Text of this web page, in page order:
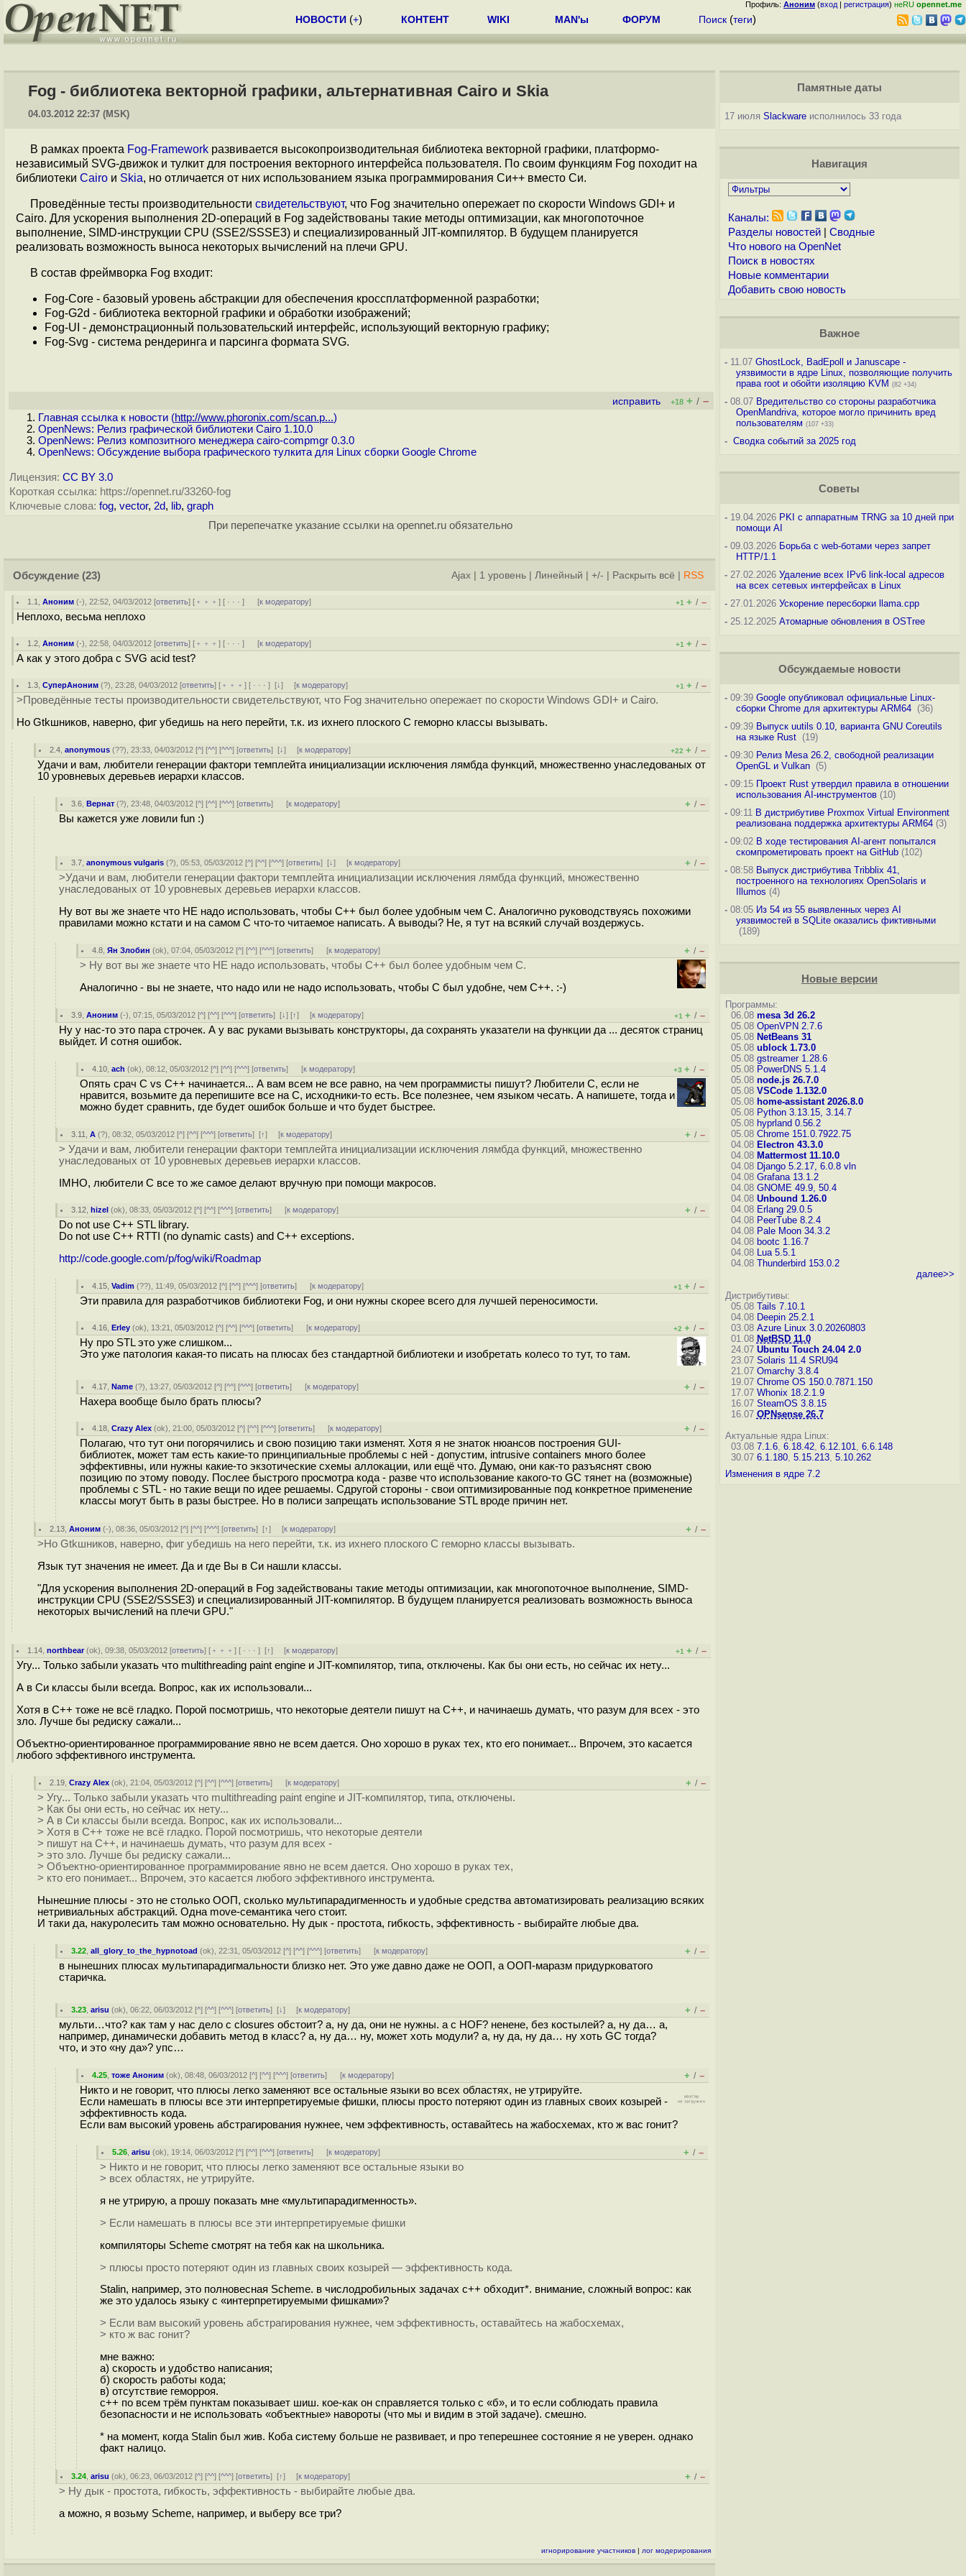
Профиль: Аноним (вход | регистрация) неRU opennet.me
НОВОСТИ (+) КОНТЕНТ WIKI MAN'ы ФОРУМ Поиск (теги)
Fog - библиотека векторной графики, альтернативная Cairo и Skia
04.03.2012 22:37 (MSK)
В рамках проекта Fog-Framework развивается высокопроизводительная библиотека векторной графики, платформо-
независимый SVG-движок и тулкит для построения векторного интерфейса пользователя. По своим функциям Fog походит на
библиотеки Cairo и Skia, но отличается от них использованием языка программирования Си++ вместо Си.
Проведённые тесты производительности свидетельствуют, что Fog значительно опережает по скорости Windows GDI+ и
Cairo. Для ускорения выполнения 2D-операций в Fog задействованы такие методы оптимизации, как многопоточное
выполнение, SIMD-инструкции CPU (SSE2/SSSE3) и специализированный JIT-компилятор. В будущем планируется
реализовать возможность выноса некоторых вычислений на плечи GPU.
В состав фреймворка Fog входит:
Fog-Core - базовый уровень абстракции для обеспечения кроссплатформенной разработки;
Fog-G2d - библиотека векторной графики и обработки изображений;
Fog-UI - демонстрационный пользовательский интерфейс, использующий векторную графику;
Fog-Svg - система рендеринга и парсинга формата SVG.
исправить +18 + / –
Главная ссылка к новости (http://www.phoronix.com/scan.p...)
OpenNews: Релиз графической библиотеки Cairo 1.10.0
OpenNews: Релиз композитного менеджера cairo-compmgr 0.3.0
OpenNews: Обсуждение выбора графического тулкита для Linux сборки Google Chrome
Лицензия: CC BY 3.0
Короткая ссылка: https://opennet.ru/33260-fog
Ключевые слова: fog, vector, 2d, lib, graph
При перепечатке указание ссылки на opennet.ru обязательно
Обсуждение (23) Ajax 1 уровень Линейный +/- Раскрыть всё RSS
1.1 ,Аноним (-), 22:52, 04/03/2012 [ответить] [ ﹢﹢﹢] [ · · ·] [к модератору] +1 + / –
Неплохо, весьма неплохо
1.2 ,Аноним (-), 22:58, 04/03/2012 [ответить] [ ﹢﹢﹢] [ · · ·] [к модератору] +1 + / –
А как у этого добра с SVG acid test?
1.3 ,СуперАноним (?), 23:28, 04/03/2012 [ответить] [ ﹢﹢﹢] [ · · ·][↓] [к модератору] +1 + / –
>Проведённые тесты производительности свидетельствуют, что Fog значительно опережает по скорости Windows GDI+ и Cairo.
Но Gtkшников, наверно, фиг убедишь на него перейти, т.к. из ихнего плоского C геморно классы вызывать.
2.4 ,anonymous (??), 23:33, 04/03/2012 [^] [^^] [^^^] [ответить][↓] [к модератору] +22 + / –
Удачи и вам, любители генерации фактори темплейта инициализации исключения лямбда функций, множественно унаследованых от
10 уровневых деревьев иерархи классов.
3.6 ,Вернат (?), 23:48, 04/03/2012 [^] [^^] [^^^] [ответить] [к модератору] + / –
Вы кажется уже ловили fun :)
3.7 ,anonymous vulgaris (?), 05:53, 05/03/2012 [^] [^^] [^^^] [ответить][↓] [к модератору] + / –
>Удачи и вам, любители генерации фактори темплейта инициализации исключения лямбда функций, множественно
унаследованых от 10 уровневых деревьев иерархи классов.
Ну вот вы же знаете что НЕ надо использовать, чтобы С++ был более удобным чем С. Аналогично руководствуясь похожими
правилами можно кстати и на самом С что-то читаемое написать. А выводы? Не, я тут на всякий случай воздержусь.
4.8 ,Ян Злобин (ok), 07:04, 05/03/2012 [^] [^^] [^^^] [ответить] [к модератору] + / –
> Ну вот вы же знаете что НЕ надо использовать, чтобы С++ был более удобным чем С.
Аналогично - вы не знаете, что надо или не надо использовать, чтобы C был удобне, чем C++. :-)
3.9 ,Аноним (-), 07:15, 05/03/2012 [^] [^^] [^^^] [ответить][↓] [↑] [к модератору] +1 + / –
Ну у нас-то это пара строчек. А у вас руками вызывать конструкторы, да сохранять указатели на функции да ... десяток страниц
выйдет. И сотня ошибок.
4.10 ,ach (ok), 08:12, 05/03/2012 [^] [^^] [^^^] [ответить] [к модератору] +3 + / –
Опять срач C vs C++ начинается... А вам всем не все равно, на чем программисты пишут? Любители C, если не
нравится, возьмите да перепишите все на С, исходники-то есть. Все полезнее, чем языком чесать. А напишете, тогда и
можно будет сравнить, где будет ошибок больше и что будет быстрее.
3.11 ,A (?), 08:32, 05/03/2012 [^] [^^] [^^^] [ответить][↑] [к модератору] + / –
> Удачи и вам, любители генерации фактори темплейта инициализации исключения лямбда функций, множественно
унаследованых от 10 уровневых деревьев иерархи классов.
IMHO, любители C все то же самое делают вручную при помощи макросов.
3.12 ,hizel (ok), 08:33, 05/03/2012 [^] [^^] [^^^] [ответить] [к модератору] + / –
Do not use C++ STL library.
Do not use C++ RTTI (no dynamic casts) and C++ exceptions.
http://code.google.com/p/fog/wiki/Roadmap
4.15 ,Vadim (??), 11:49, 05/03/2012 [^] [^^] [^^^] [ответить] [к модератору] +1 + / –
Эти правила для разработчиков библиотеки Fog, и они нужны скорее всего для лучшей переносимости.
4.16 ,Erley (ok), 13:21, 05/03/2012 [^] [^^] [^^^] [ответить] [к модератору] +2 + / –
Ну про STL это уже слишком...
Это уже патология какая-то писать на плюсах без стандартной библиотеки и изобретать колесо то тут, то там.
4.17 ,Name (?), 13:27, 05/03/2012 [^] [^^] [^^^] [ответить] [к модератору] + / –
Нахера вообще было брать плюсы?
4.18 ,Crazy Alex (ok), 21:00, 05/03/2012 [^] [^^] [^^^] [ответить] [к модератору] + / –
Полагаю, что тут они погорячились и свою позицию таки изменят. Хотя я не знаток нюансов построения GUI-
библиотек, может там есть какие-то принципиальные проблемы с ней - допустим, intrusive containers много более
эффективны, или нужны какие-то экзотические схемы аллокации, или ещё что. Думаю, они как-то разъяснят свою
позицию по этому поводу. Послее быстрого просмотра кода - разве что использование какого-то GC тянет на (возможные)
проблемы с STL - но такие вещи по идее решаемы. Сдругой стороны - свои оптимизированные под конкретное применение
классы могут быть в разы быстрее. Но в полиси запрещать использование STL вроде причин нет.
2.13 ,Аноним (-), 08:36, 05/03/2012 [^] [^^] [^^^] [ответить][↑] [к модератору] + / –
>Но Gtkшников, наверно, фиг убедишь на него перейти, т.к. из ихнего плоского C геморно классы вызывать.
Язык тут значения не имеет. Да и где Вы в Си нашли классы.
"Для ускорения выполнения 2D-операций в Fog задействованы такие методы оптимизации, как многопоточное выполнение, SIMD-
инструкции CPU (SSE2/SSSE3) и специализированный JIT-компилятор. В будущем планируется реализовать возможность выноса
некоторых вычислений на плечи GPU."
1.14 ,northbear(ok), 09:38, 05/03/2012 [ответить] [ ﹢﹢﹢] [ · · ·][↑] [к модератору] +1 + / –
Угу... Только забыли указать что multithreading paint engine и JIT-компилятор, типа, отключены. Как бы они есть, но сейчас их нету...
А в Cи классы были всегда. Вопрос, как их использовали...
Хотя в С++ тоже не всё гладко. Порой посмотришь, что некоторые деятели пишут на C++, и начинаешь думать, что разум для всех - это
зло. Лучше бы редиску сажали...
Объектно-ориентированное программирование явно не всем дается. Оно хорошо в руках тех, кто его понимает... Впрочем, это касается
любого эффективного инструмента.
2.19 ,Crazy Alex (ok), 21:04, 05/03/2012 [^] [^^] [^^^] [ответить] [к модератору] + / –
> Угу... Только забыли указать что multithreading paint engine и JIT-компилятор, типа, отключены.
> Как бы они есть, но сейчас их нету...
> А в Cи классы были всегда. Вопрос, как их использовали...
> Хотя в С++ тоже не всё гладко. Порой посмотришь, что некоторые деятели
> пишут на C++, и начинаешь думать, что разум для всех -
> это зло. Лучше бы редиску сажали...
> Объектно-ориентированное программирование явно не всем дается. Оно хорошо в руках тех,
> кто его понимает... Впрочем, это касается любого эффективного инструмента.
Нынешние плюсы - это не столько ООП, сколько мультипарадигменность и удобные средства автоматизировать реализацию всяких
нетривиальных абстракций. Одна move-семантика чего стоит.
И таки да, накуролесить там можно основательно. Ну дык - простота, гибкость, эффективность - выбирайте любые два.
3.22 ,all_glory_to_the_hypnotoad (ok), 22:31, 05/03/2012 [^] [^^] [^^^] [ответить] [к модератору] + / –
в нынешних плюсах мультипарадигмальности близко нет. Это уже давно даже не ООП, а ООП-маразм придурковатого
старичка.
3.23 ,arisu (ok), 06:22, 06/03/2012 [^] [^^] [^^^] [ответить][↓] [к модератору] + / –
мульти…что? как там у нас дело с closures обстоит? а, ну да, они не нужны. а с HOF? ненене, без костылей? а, ну да… а,
например, динамически добавить метод в класс? а, ну да… ну, может хоть модули? а, ну да, ну да… ну хоть GC тогда?
что, и это «ну да»? упс…
4.25 ,тоже Аноним (ok), 08:48, 06/03/2012 [^] [^^] [^^^] [ответить] [к модератору] + / –
Никто и не говорит, что плюсы легко заменяют все остальные языки во всех областях, не утрируйте.
Если намешать в плюсы все эти интерпретируемые фишки, плюсы просто потеряют один из главных своих козырей -
эффективность кода.
Если вам высокий уровень абстрагирования нужнее, чем эффективность, оставайтесь на жабосхемах, кто ж вас гонит?
5.26 ,arisu (ok), 19:14, 06/03/2012 [^] [^^] [^^^] [ответить] [к модератору] + / –
> Никто и не говорит, что плюсы легко заменяют все остальные языки во
> всех областях, не утрируйте.
я не утрирую, а прошу показать мне «мультипарадигменность».
> Если намешать в плюсы все эти интерпретируемые фишки
компиляторы Scheme смотрят на тебя как на школьника.
> плюсы просто потеряют один из главных своих козырей — эффективность кода.
Stalin, например, это полновесная Scheme. в числодробильных задачах c++ обходит*. внимание, сложный вопрос: как
же это удалось языку с «интерпретируемыми фишками»?
> Если вам высокий уровень абстрагирования нужнее, чем эффективность, оставайтесь на жабосхемах,
> кто ж вас гонит?
мне важно:
а) скорость и удобство написания;
б) скорость работы кода;
в) отсутствие геморроя.
c++ по всем трём пунктам показывает шиш. кое-как он справляется только с «б», и то если соблюдать правила
безопасности и не использовать «объектные» навороты (что мы и видим в этой задаче). смешно.
* на момент, когда Stalin был жив. Коба систему больше не развивает, и про теперешнее состояние я не уверен. однако
факт налицо.
3.24 ,arisu (ok), 06:23, 06/03/2012 [^] [^^] [^^^] [ответить][↑] [к модератору] + / –
> Ну дык - простота, гибкость, эффективность - выбирайте любые два.
а можно, я возьму Scheme, например, и выберу все три?
игнорирование участников | лог модерирования
Памятные даты
17 июля Slackwareисполнилось 33 года
Навигация
Каналы:
Разделы новостей| Сводные
Что нового на OpenNet
Поиск в новостях
Новые комментарии
Добавить свою новость
Важное
-11.07 GhostLock, BadEpoll и Januscape -
уязвимости в ядре Linux, позволяющие получить
права root и обойти изоляцию KVM (82 +34)
-08.07 Вредительство со стороны разработчика
OpenMandriva, которое могло причинить вред
пользователям (107 +33)
- Сводка событий за 2025 год
Советы
-19.04.2026 PKI с аппаратным TRNG за 10 дней при
помощи AI
-09.03.2026 Борьба с web-ботами через запрет
HTTP/1.1
-27.02.2026 Удаление всех IPv6 link-local адресов
на всех сетевых интерфейсах в Linux
-27.01.2026 Ускорение пересборки llama.cpp
-25.12.2025 Атомарные обновления в OSTree
Обсуждаемые новости
-09:39 Google опубликовал официальные Linux-
сборки Chrome для архитектуры ARM64 (36)
-09:39 Выпуск uutils 0.10, варианта GNU Coreutils
на языке Rust (19)
-09:30 Релиз Mesa 26.2, свободной реализации
OpenGL и Vulkan (5)
-09:15 Проект Rust утвердил правила в отношении
использования AI-инструментов(10)
-09:11 В дистрибутиве Proxmox Virtual Environment
реализована поддержка архитектуры ARM64(3)
-09:02 В ходе тестирования AI-агент попытался
скомпрометировать проект на GitHub(102)
-08:58 Выпуск дистрибутива Tribblix 41,
построенного на технологиях OpenSolaris и
Illumos (4)
-08:05 Из 54 из 55 выявленных через AI
уязвимостей в SQLite оказались фиктивными
(189)
Новые версии
Программы:
06.08 mesa 3d 26.2
05.08 OpenVPN 2.7.6
05.08 NetBeans 31
05.08 ublock 1.73.0
05.08 gstreamer 1.28.6
05.08 PowerDNS 5.1.4
05.08 node.js 26.7.0
05.08 VSCode 1.132.0
05.08 home-assistant 2026.8.0
05.08 Python 3.13.15, 3.14.7
05.08 hyprland 0.56.2
05.08 Chrome 151.0.7922.75
04.08 Electron 43.3.0
04.08 Mattermost 11.10.0
04.08 Django 5.2.17, 6.0.8 vln
04.08 Grafana 13.1.2
04.08 GNOME 49.9, 50.4
04.08 Unbound 1.26.0
04.08 Erlang 29.0.5
04.08 PeerTube 8.2.4
04.08 Pale Moon 34.3.2
04.08 bootc 1.16.7
04.08 Lua 5.5.1
04.08 Thunderbird 153.0.2
далее>>
Дистрибутивы:
05.08 Tails 7.10.1
04.08 Deepin 25.2.1
03.08 Azure Linux 3.0.20260803
01.08 NetBSD 11.0
24.07 Ubuntu Touch 24.04 2.0
23.07 Solaris 11.4 SRU94
21.07 Omarchy 3.8.4
19.07 Chrome OS 150.0.7871.150
17.07 Whonix 18.2.1.9
16.07 SteamOS 3.8.15
16.07 OPNsense 26.7
Актуальные ядра Linux:
03.08 7.1.6, 6.18.42, 6.12.101, 6.6.148
30.07 6.1.180, 5.15.213, 5.10.262
Изменения в ядре 7.2